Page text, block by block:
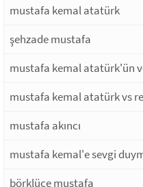
mustafa kemal atatürk
şehzade mustafa
mustafa kemal atatürk'ün
mustafa kemal atatürk vs
mustafa akıncı
mustafa kemal'e sevgi
börklüce mustafa